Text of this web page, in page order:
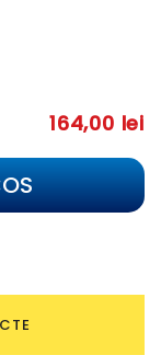
164,00 lei